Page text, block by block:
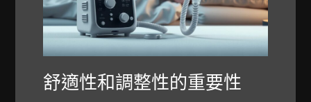
舒適性和調整性的重要性